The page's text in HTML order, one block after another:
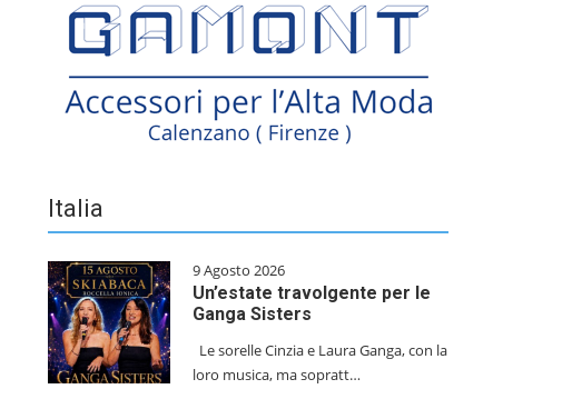
Italia
9 Agosto 2026
Un’estate travolgente per le
Ganga Sisters
Le sorelle Cinzia e Laura Ganga, con la
loro musica, ma sopratt…